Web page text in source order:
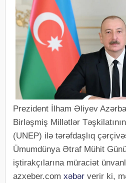
Prezident İlham Əliyev
Birləşmiş Millətlər
(UNEP) ilə tərəfdaşlıq
Ümumdünya Ətraf Mühit
iştirakçılarına müraciət
azxeber.com xəbər verir ki,